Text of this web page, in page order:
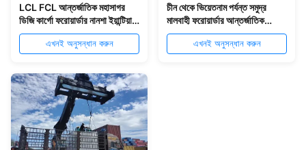
LCL FCL আন্তর্জাতিক মহাসাগর
ডিজি কার্গো ফরোয়ার্ডার নানশা ইয়ান্টিয়ান
ভারতে
এখনই অনুসন্ধান করুন
চীন থেকে ভিয়েতনাম পর্যন্ত সমুদ্র
মালবাহী ফরোয়ার্ডার আন্তর্জাতিক
মহাসাগরের মালবাহী ফরোয়ার্ডার
এখনই অনুসন্ধান করুন